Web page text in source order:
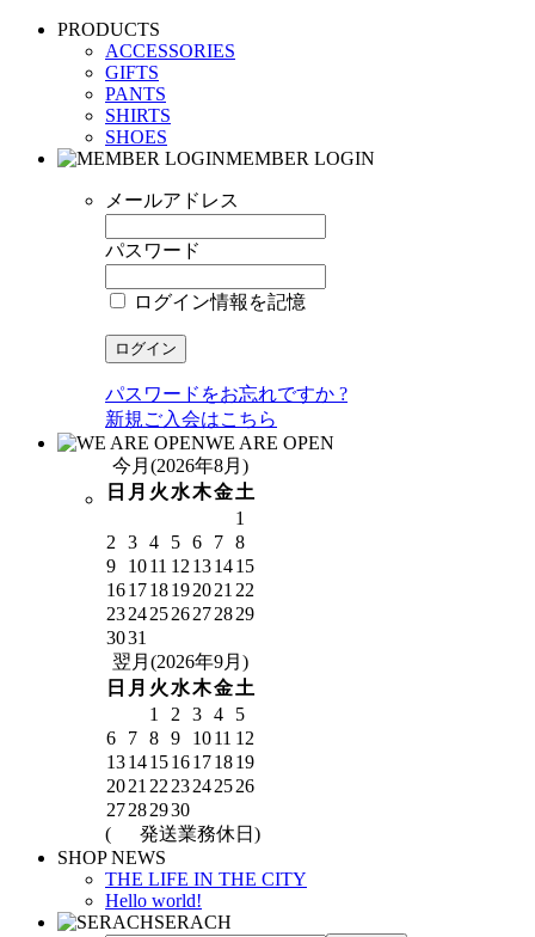
PRODUCTS
ACCESSORIES
GIFTS
PANTS
SHIRTS
SHOES
MEMBER LOGIN
メールアドレス
パスワード
ログイン情報を記憶
パスワードをお忘れですか ?
新規ご入会はこちら
WE ARE OPEN
今月(2026年8月)
日 月 火 水木金土
1
2
3 4 5 6 7 8
9
1011 12 131415
161718192021 22
23242526272829
3031
翌月(2026年9月)
日 月 火 水木金土
1
2 3 4
5
6
7 8 9 1011 12
13141516171819
2021 22 23242526
27282930
(
発送業務休日)
SHOP NEWS
THE LIFE IN THE CITY
Hello world!
SERACH